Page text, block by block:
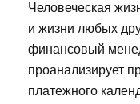
Человеческая
и жизни любых
финансовый
проанализирует
платежного